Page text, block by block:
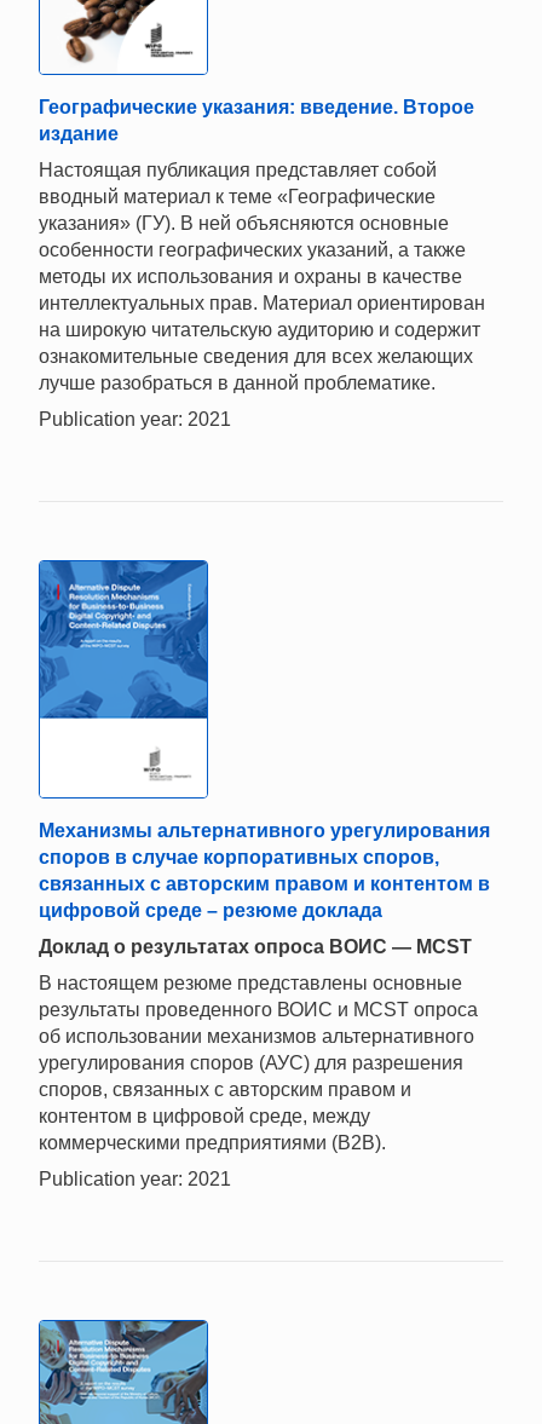
Географические указания: введение. Второе
издание
Настоящая публикация представляет собой
вводный материал к теме «Географические
указания» (ГУ). В ней объясняются основные
особенности географических указаний, а также
методы их использования и охраны в качестве
интеллектуальных прав. Материал ориентирован
на широкую читательскую аудиторию и содержит
ознакомительные сведения для всех желающих
лучше разобраться в данной проблематике.
Publication year: 2021
Механизмы альтернативного урегулирования
споров в случае корпоративных споров,
связанных с авторским правом и контентом в
цифровой среде – резюме доклада
Доклад о результатах опроса ВОИС — MCST
В настоящем резюме представлены основные
результаты проведенного ВОИС и MCST опроса
об использовании механизмов альтернативного
урегулирования споров (АУС) для разрешения
споров, связанных с авторским правом и
контентом в цифровой среде, между
коммерческими предприятиями (B2B).
Publication year: 2021